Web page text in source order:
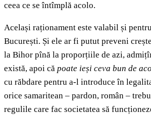
ceea ce se întîmplă acolo.
Același raționament este valabil și
București. Și ele ar fi putut preveni
la Bihor pînă la proporțiile de azi,
există, apoi că poate ieși ceva bun de
cu răbdare pentru a-l introduce în
orice samaritean – pardon, român –
regulile care fac societatea să